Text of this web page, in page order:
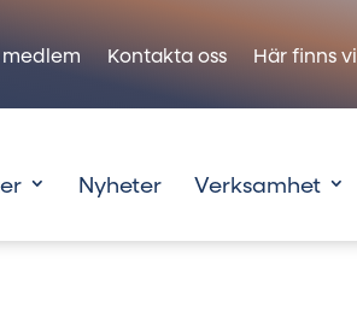
medlem Kontakta oss Här finns vi
Nyheter Verksamhet